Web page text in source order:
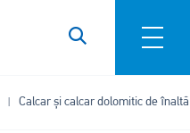
Calcar și calcar dolomitic de